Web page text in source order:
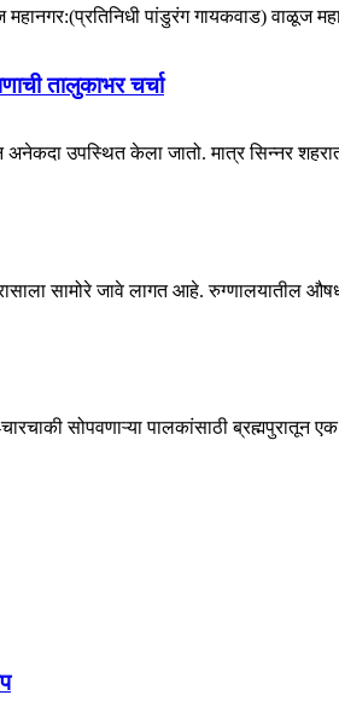
पांडुरंग गायकवाड) वाळूज
तालुकाभर चर्चा
उपस्थित केला जातो. मात्र सिन्नर
सामोरे जावे लागत आहे. रुग्णालयातील
सोपवणाऱ्या पालकांसाठी ब्रह्मपुरातून